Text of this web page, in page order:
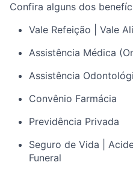
Confira alguns dos
Vale Refeição | Vale
Assistência Médica
Assistência
Convênio Farmácia
Previdência Privada
Seguro de Vida |
Funeral